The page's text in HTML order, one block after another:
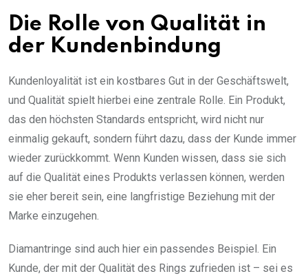
Die Rolle von Qualität in
der Kundenbindung
Kundenloyalität ist ein kostbares Gut in der Geschäftswelt,
und Qualität spielt hierbei eine zentrale Rolle. Ein Produkt,
das den höchsten Standards entspricht, wird nicht nur
einmalig gekauft, sondern führt dazu, dass der Kunde immer
wieder zurückkommt. Wenn Kunden wissen, dass sie sich
auf die Qualität eines Produkts verlassen können, werden
sie eher bereit sein, eine langfristige Beziehung mit der
Marke einzugehen.
Diamantringe sind auch hier ein passendes Beispiel. Ein
Kunde, der mit der Qualität des Rings zufrieden ist – sei es